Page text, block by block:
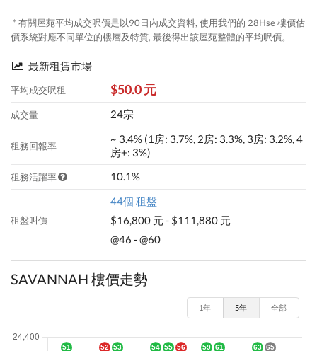
* 有關屋苑平均成交呎價是以90日內成交資料, 使用我們的 28Hse 樓價估
價系統對應不同單位的樓層及特質, 最後得出該屋苑整體的平均呎價。
最新租賃市場
平均成交呎租 $50.0 元
成交量 24宗
租務回報率
~ 3.4% (1房: 3.7%, 2房: 3.3%, 3房: 3.2%, 4
房+: 3%)
租務活躍率 10.1%
租盤叫價
44個 租盤
$16,800 元 - $111,880 元
@46 - @60
SAVANNAH 樓價走勢
1年 5年 全部